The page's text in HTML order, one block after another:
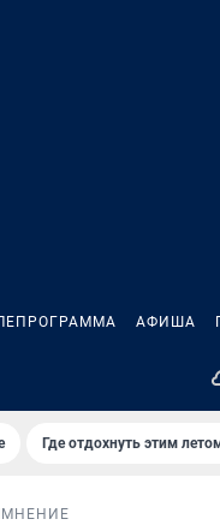
АФИША
Где отдохнуть этим
МНЕНИЕ